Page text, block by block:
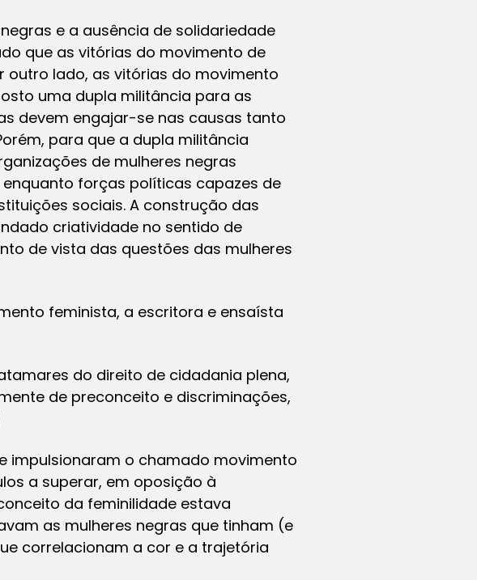
e a ausência de solidariedade
que as vitórias do movimento de
outro lado, as vitórias do movimento
uma dupla militância para as
devem engajar-se nas causas tanto
para que a dupla militância
de mulheres negras
forças políticas capazes de
sociais. A construção das
criatividade no sentido de
de vista das questões das mulheres
feminista, a escritora e ensaísta
do direito de cidadania plena,
de preconceito e discriminações,
impulsionaram o chamado movimento
a superar, em oposição à
da feminilidade estava
as mulheres negras que tinham (e
correlacionam a cor e a trajetória